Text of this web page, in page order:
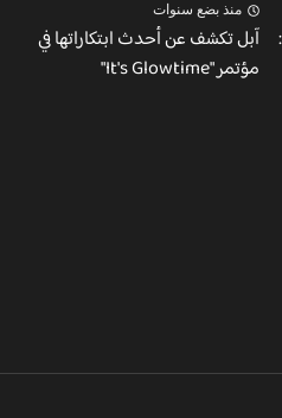
منذ بضع سنوات
آبل تكشف عن أحدث ابتكاراتها في
مؤتمر "It's Glowtime"